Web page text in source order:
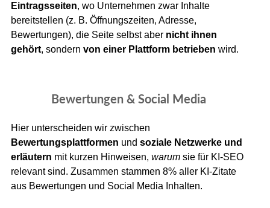
Eintragsseiten, wo Unternehmen zwar Inhalte
bereitstellen (z. B. Öffnungszeiten, Adresse,
Bewertungen), die Seite selbst aber nicht ihnen
gehört, sondern von einer Plattform betrieben wird.
Bewertungen & Social Media
Hier unterscheiden wir zwischen
Bewertungsplattformen und soziale Netzwerke und
erläutern mit kurzen Hinweisen, warumsie für KI-SEO
relevant sind. Zusammen stammen 8% aller KI-Zitate
aus Bewertungen und Social Media Inhalten.